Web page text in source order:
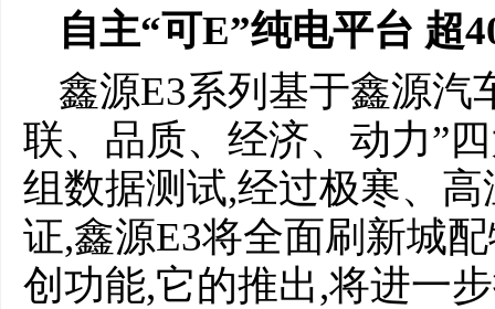
自主“可E”纯电平台 超
鑫源E3系列基于鑫源汽
联、品质、经济、动力”
组数据测试,经过极寒、
证,鑫源E3将全面刷新城
创功能,它的推出,将进一